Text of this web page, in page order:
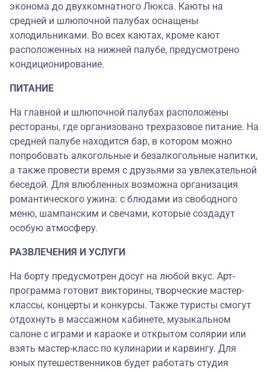
эконома до двухкомнатного Люкса. Каюты на
средней и шлюпочной палубах оснащены
холодильниками. Во всех каютах, кроме кают
расположенных на нижней палубе, предусмотрено
кондиционирование.
ПИТАНИЕ
На главной и шлюпочной палубах расположены
рестораны, где организовано трехразовое питание. На
средней палубе находится бар, в котором можно
попробовать алкогольные и безалкогольные напитки,
а также провести время с друзьями за увлекательной
беседой. Для влюбленных возможна организация
романтического ужина: с блюдами из свободного
меню, шампанским и свечами, которые создадут
особую атмосферу.
РАЗВЛЕЧЕНИЯ И УСЛУГИ
На борту предусмотрен досуг на любой вкус. Арт-
программа готовит викторины, творческие мастер-
классы, концерты и конкурсы. Также туристы смогут
отдохнуть в массажном кабинете, музыкальном
салоне с играми и караоке и открытом солярии или
взять мастер-класс по кулинарии и карвингу. Для
юных путешественников будет работать студия